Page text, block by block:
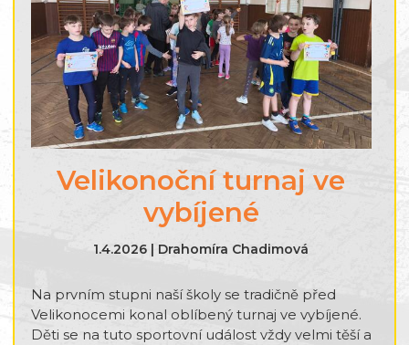
Velikonoční turnaj ve
vybíjené
1.4.2026 | Drahomíra Chadimová
Na prvním stupni naší školy se tradičně před
Velikonocemi konal oblíbený turnaj ve vybíjené.
Děti se na tuto sportovní událost vždy velmi těší a